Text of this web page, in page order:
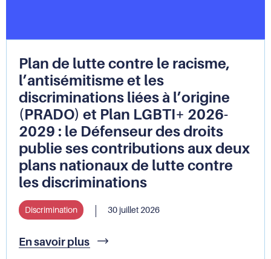
Plan de lutte contre le racisme,
l’antisémitisme et les
discriminations liées à l’origine
(PRADO) et Plan LGBTI+ 2026-
2029 : le Défenseur des droits
publie ses contributions aux deux
plans nationaux de lutte contre
les discriminations
Discrimination 30 juillet 2026
En savoir plus
Plan